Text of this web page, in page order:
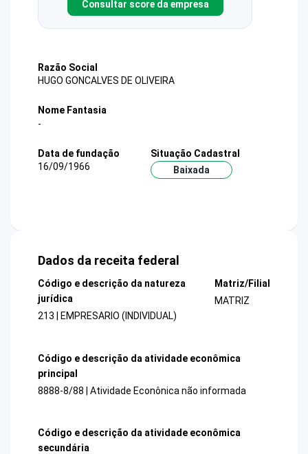
Consultar score da empresa
Razão Social
HUGO GONCALVES DE OLIVEIRA
Nome Fantasia
-
Data de fundação
16/09/1966
Situação Cadastral
Baixada
Dados da receita federal
Código e descrição da natureza
jurídica
213 | EMPRESARIO (INDIVIDUAL)
Matriz/Filial
MATRIZ
Código e descrição da atividade econômica
principal
8888-8/88 | Atividade Econônica não informada
Código e descrição da atividade econômica
secundária